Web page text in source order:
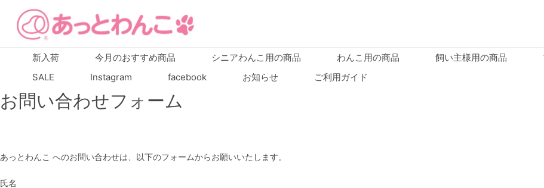
新入荷 今月のおすすめ商品 シニアわんこ用の商品 わんこ用の商品 飼い主様用の商品
SALE
Instagram facebook お知らせ ご利用ガイド
お問い合わせフォーム
あっとわんこ へのお問い合わせは、以下のフォームからお願いいたします。
氏名